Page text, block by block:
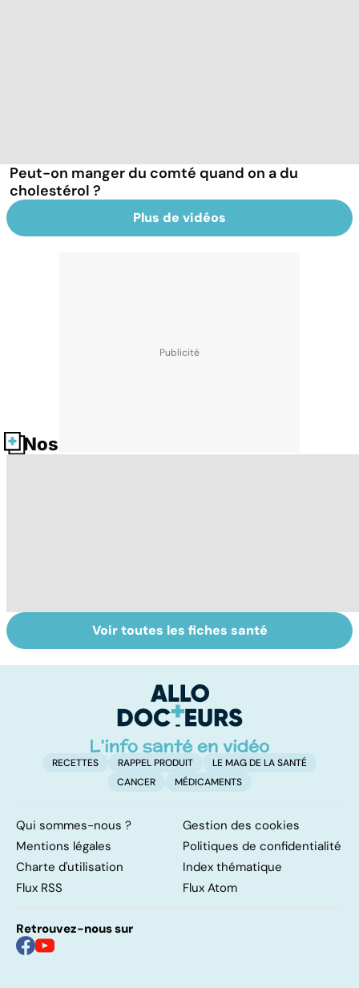
Peut-on manger du comté quand on a du
cholestérol ?
Plus de vidéos
Nos fiches santé
Le magnésium,
un oligo-élément
Intestin irritable :
le régime
solution ?
Voir toutes les fiches santé
RECETTES RAPPEL PRODUIT
LE MAG DE LA SANTÉ
CANCER
MÉDICAMENTS
Qui sommes-nous ?
Gestion des cookies
Mentions légales
Politiques de confidentialité
Charte d'utilisation
Index thématique
Flux RSS
Flux Atom
Retrouvez-nous sur